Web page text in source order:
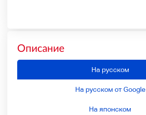
Описание
На русском
На русском от Google
На японском